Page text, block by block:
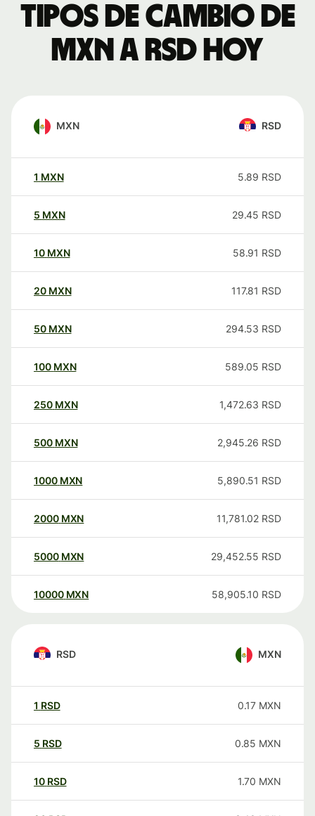
Tipos de cambio de
MXN a RSD hoy
MXN RSD
1 MXN 5.89 RSD
5 MXN 29.45 RSD
10 MXN 58.91 RSD
20 MXN 117.81 RSD
50 MXN 294.53 RSD
100 MXN 589.05 RSD
250 MXN 1,472.63 RSD
500 MXN 2,945.26 RSD
1000 MXN 5,890.51 RSD
2000 MXN 11,781.02 RSD
5000 MXN 29,452.55 RSD
10000 MXN 58,905.10 RSD
RSD MXN
1 RSD 0.17 MXN
5 RSD 0.85 MXN
10 RSD 1.70 MXN